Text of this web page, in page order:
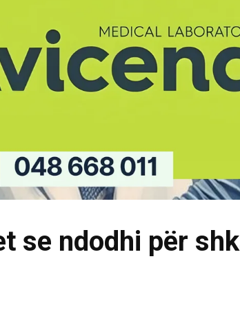
se ndodhi për